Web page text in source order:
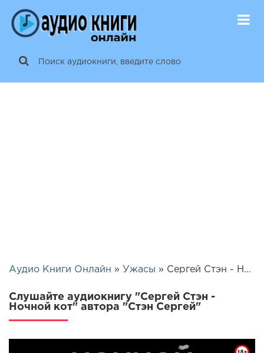
Аудио Книги Онлайн » Ужасы » Сергей Стэн - Ночной кот | 7275
Слушайте аудиокнигу "Сергей Стэн -
Ночной кот" автора "Стэн Сергей"